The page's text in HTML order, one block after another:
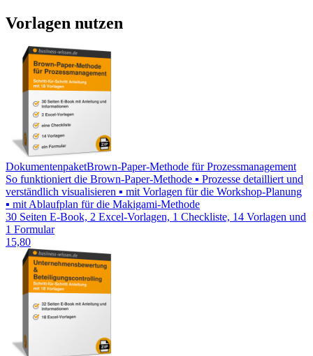
Vorlagen nutzen
DokumentenpaketBrown-Paper-Methode für Prozessmanagement
So funktioniert die Brown-Paper-Methode ▪ Prozesse detailliert und
verständlich visualisieren ▪ mit Vorlagen für die Workshop-Planung
▪ mit Ablaufplan für die Makigami-Methode
30 Seiten E-Book, 2 Excel-Vorlagen, 1 Checkliste, 14 Vorlagen und
1 Formular
15,80